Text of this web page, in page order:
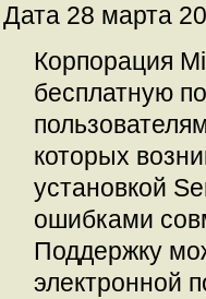
Дата 28 марта
Корпорация
бесплатную
которых
установкой
ошибками
Поддержку
электронной